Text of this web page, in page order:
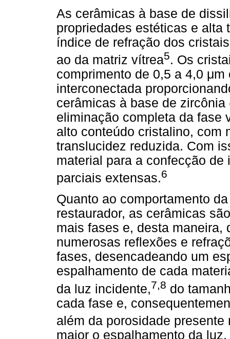
As cerâmicas à base de
propriedades estéticas e alta
índice de refração dos
ao da matriz vítrea5. Os
comprimento de 0,5 a 4,0
interconectada
cerâmicas à base de
eliminação completa da fase
alto conteúdo cristalino, com
translucidez reduzida. Com
material para a confecção
parciais extensas.6
Quanto ao comportamento
restaurador, as cerâmicas
mais fases e, desta maneira,
numerosas reflexões e
fases, desencadeando um
espalhamento de cada
da luz incidente,7,8 do
cada fase e,
além da porosidade presente
maior o espalhamento da